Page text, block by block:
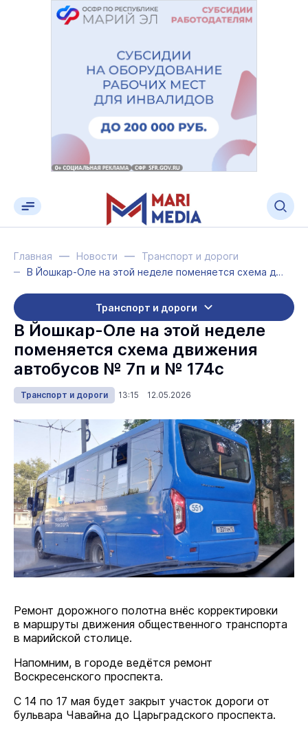
Главная Новости
Транспорт и дороги
В Йошкар-Оле на этой неделе поменяется схема движения автобусов № 7п и № 174с
Транспорт и дороги
В Йошкар-Оле на этой неделе
поменяется схема движения
автобусов № 7п и № 174с
Транспорт и дороги 13:15 12.05.2026
Ремонт дорожного полотна внёс корректировки
в маршруты движения общественного транспорта
в марийской столице.
Напомним, в городе ведётся ремонт
Воскресенского проспекта.
С 14 по 17 мая будет закрыт участок дороги от
бульвара Чавайна до Царьградского проспекта.